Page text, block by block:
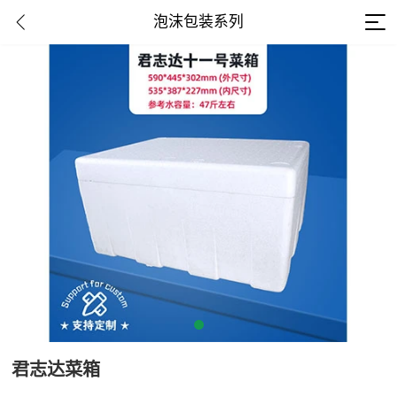
泡沫包装系列
君志达菜箱